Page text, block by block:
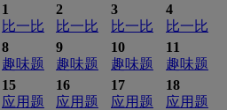
1
比一比
2
比一比
3
比一比
4
比一比
8
趣味题
9
趣味题
10
趣味题
11
趣味题
15
应用题
16
应用题
17
应用题
18
应用题